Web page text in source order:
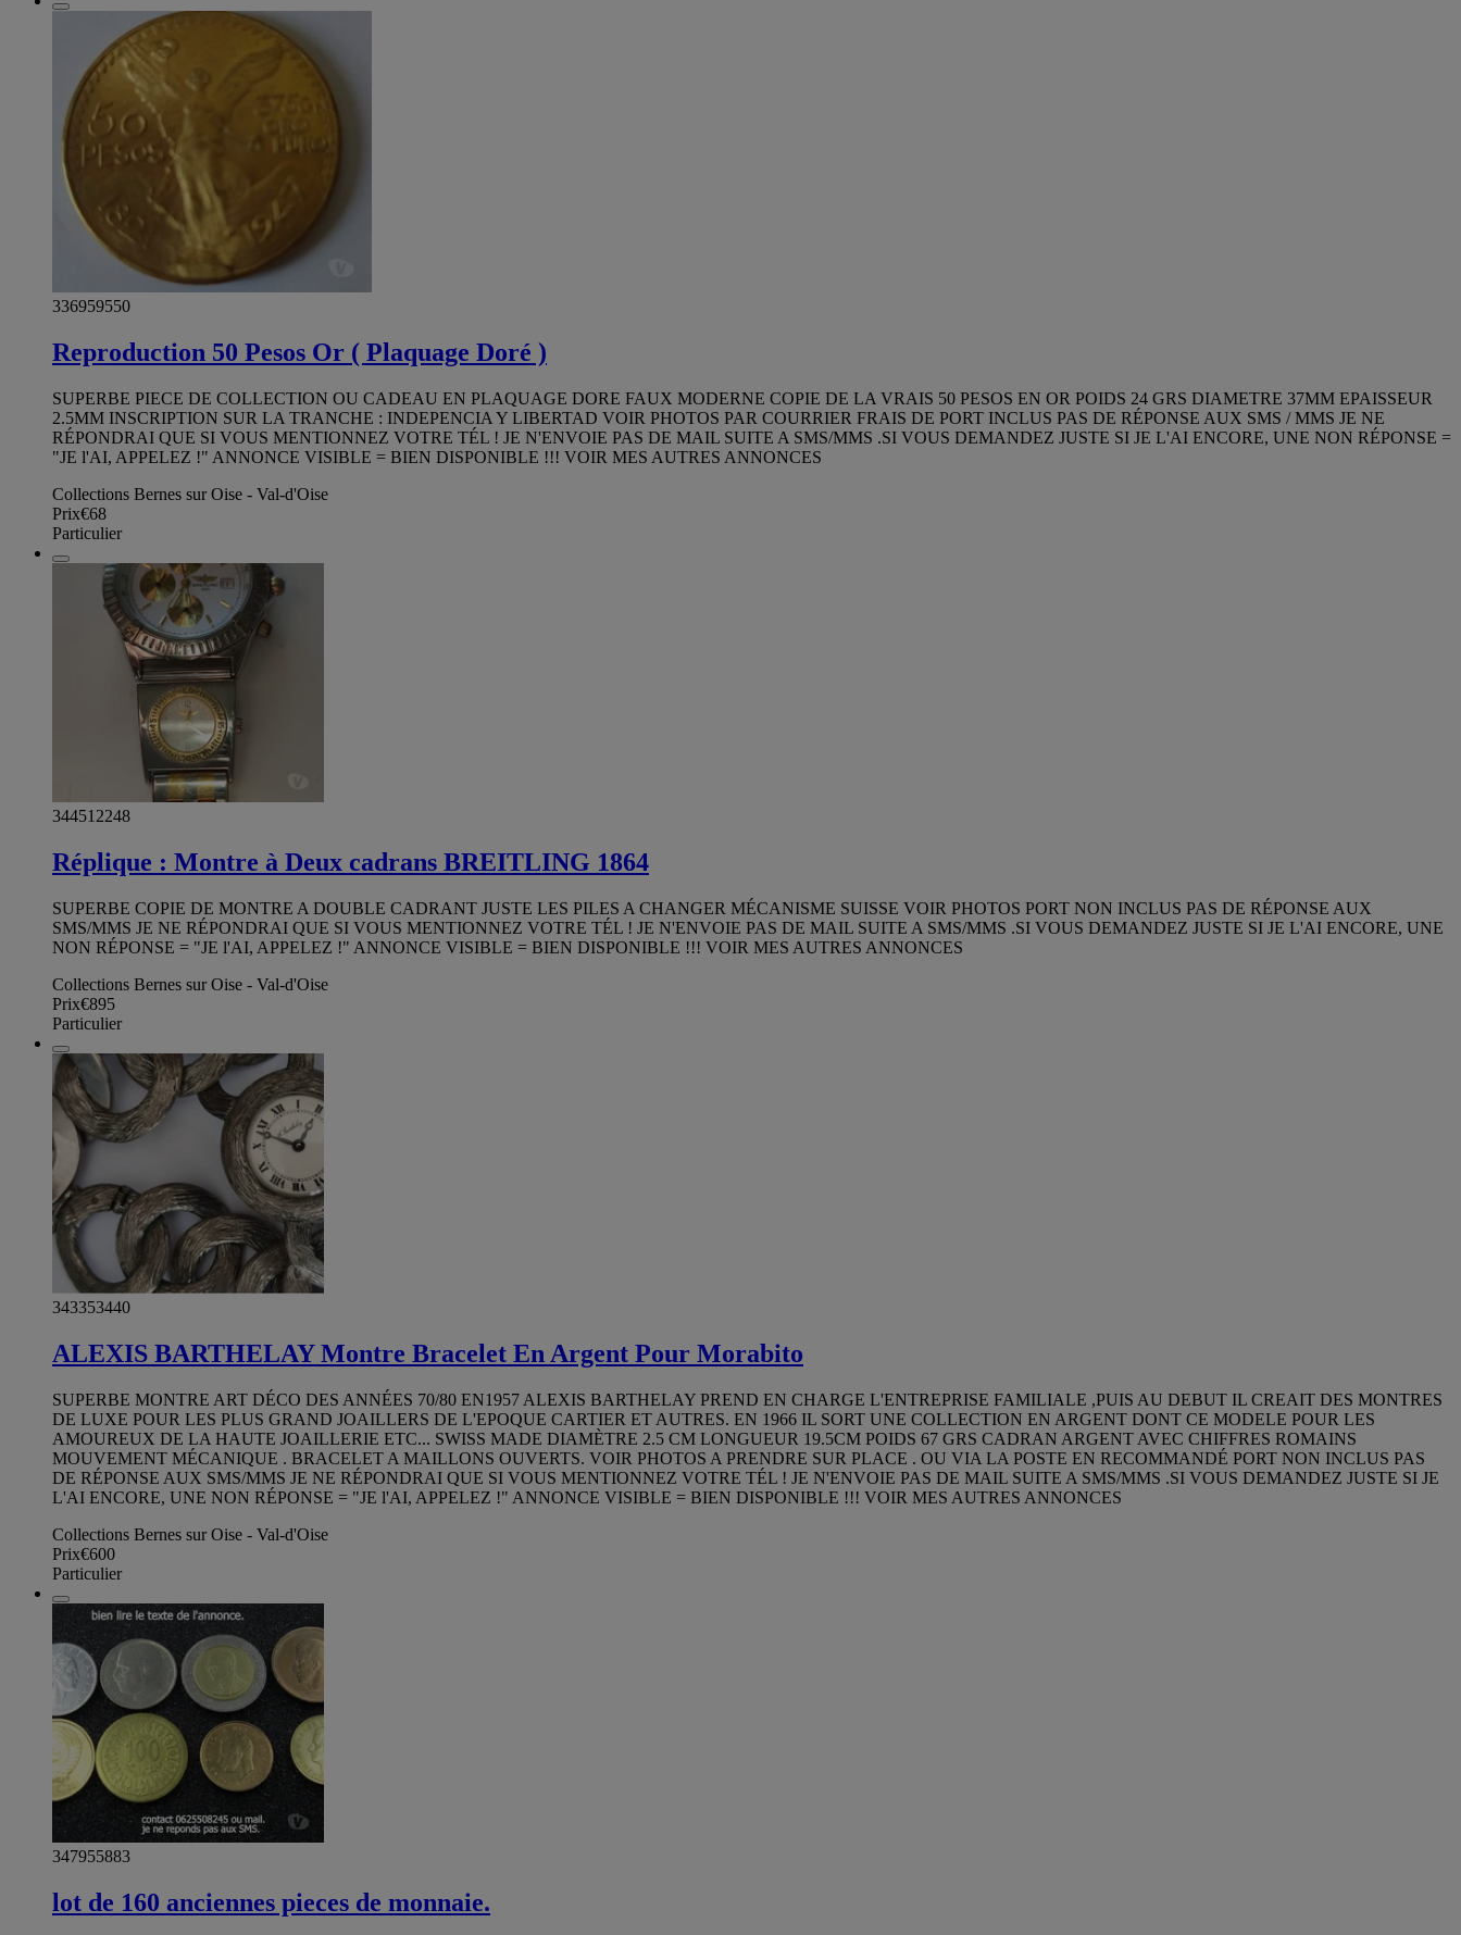
336959550
Reproduction 50 Pesos Or ( Plaquage Doré )
SUPERBE PIECE DE COLLECTION OU CADEAU EN PLAQUAGE DORE FAUX MODERNE COPIE DE LA VRAIS 50 PESOS EN OR POIDS 24 GRS DIAMETRE 37MM EPAISSEUR
2.5MM INSCRIPTION SUR LA TRANCHE : INDEPENCIA Y LIBERTAD VOIR PHOTOS PAR COURRIER FRAIS DE PORT INCLUS PAS DE RÉPONSE AUX SMS / MMS JE NE
RÉPONDRAI QUE SI VOUS MENTIONNEZ VOTRE TÉL ! JE N'ENVOIE PAS DE MAIL SUITE A SMS/MMS .SI VOUS DEMANDEZ JUSTE SI JE L'AI ENCORE, UNE NON RÉPONSE =
"JE l'AI, APPELEZ !" ANNONCE VISIBLE = BIEN DISPONIBLE !!! VOIR MES AUTRES ANNONCES
Collections Bernes sur Oise - Val-d'Oise
Prix€68
Particulier
344512248
Réplique : Montre à Deux cadrans BREITLING 1864
SUPERBE COPIE DE MONTRE A DOUBLE CADRANT JUSTE LES PILES A CHANGER MÉCANISME SUISSE VOIR PHOTOS PORT NON INCLUS PAS DE RÉPONSE AUX
SMS/MMS JE NE RÉPONDRAI QUE SI VOUS MENTIONNEZ VOTRE TÉL ! JE N'ENVOIE PAS DE MAIL SUITE A SMS/MMS .SI VOUS DEMANDEZ JUSTE SI JE L'AI ENCORE, UNE
NON RÉPONSE = "JE l'AI, APPELEZ !" ANNONCE VISIBLE = BIEN DISPONIBLE !!! VOIR MES AUTRES ANNONCES
Collections Bernes sur Oise - Val-d'Oise
Prix€895
Particulier
343353440
ALEXIS BARTHELAY Montre Bracelet En Argent Pour Morabito
SUPERBE MONTRE ART DÉCO DES ANNÉES 70/80 EN1957 ALEXIS BARTHELAY PREND EN CHARGE L'ENTREPRISE FAMILIALE ,PUIS AU DEBUT IL CREAIT DES MONTRES
DE LUXE POUR LES PLUS GRAND JOAILLERS DE L'EPOQUE CARTIER ET AUTRES. EN 1966 IL SORT UNE COLLECTION EN ARGENT DONT CE MODELE POUR LES
AMOUREUX DE LA HAUTE JOAILLERIE ETC... SWISS MADE DIAMÈTRE 2.5 CM LONGUEUR 19.5CM POIDS 67 GRS CADRAN ARGENT AVEC CHIFFRES ROMAINS
MOUVEMENT MÉCANIQUE . BRACELET A MAILLONS OUVERTS. VOIR PHOTOS A PRENDRE SUR PLACE . OU VIA LA POSTE EN RECOMMANDÉ PORT NON INCLUS PAS
DE RÉPONSE AUX SMS/MMS JE NE RÉPONDRAI QUE SI VOUS MENTIONNEZ VOTRE TÉL ! JE N'ENVOIE PAS DE MAIL SUITE A SMS/MMS .SI VOUS DEMANDEZ JUSTE SI JE
L'AI ENCORE, UNE NON RÉPONSE = "JE l'AI, APPELEZ !" ANNONCE VISIBLE = BIEN DISPONIBLE !!! VOIR MES AUTRES ANNONCES
Collections Bernes sur Oise - Val-d'Oise
Prix€600
Particulier
347955883
lot de 160 anciennes pieces de monnaie.